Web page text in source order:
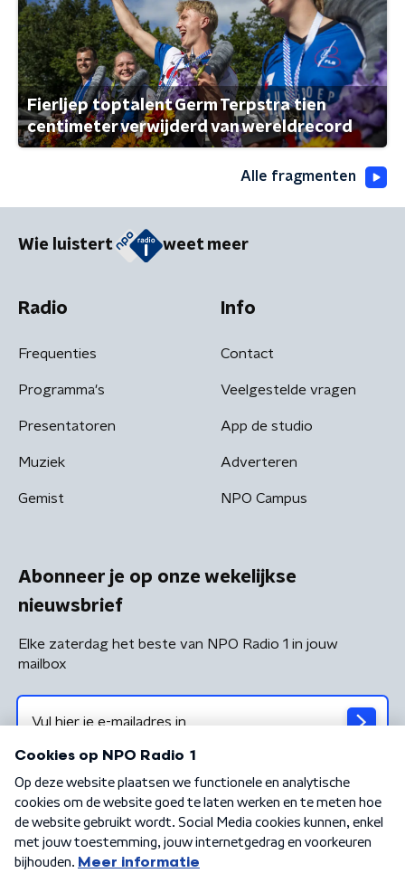
Fierljep toptalent Germ Terpstra tien
centimeter verwijderd van wereldrecord
Alle fragmenten
Wie luistert weet meer
Radio
Frequenties
Programma's
Presentatoren
Muziek
Gemist
Info
Contact
Veelgestelde vragen
App de studio
Adverteren
NPO Campus
Abonneer je op onze wekelijkse
nieuwsbrief
Elke zaterdag het beste van NPO Radio 1 in jouw
mailbox
Algemene voorwaarden